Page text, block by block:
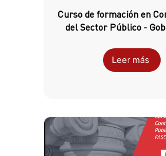
Curso de formación en
del Sector Público -
Leer más